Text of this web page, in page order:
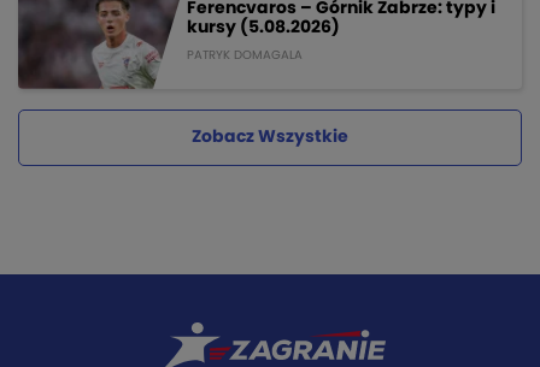
Ferencvaros – Górnik Zabrze: typy i
kursy (5.08.2026)
PATRYK DOMAGALA
Zobacz Wszystkie